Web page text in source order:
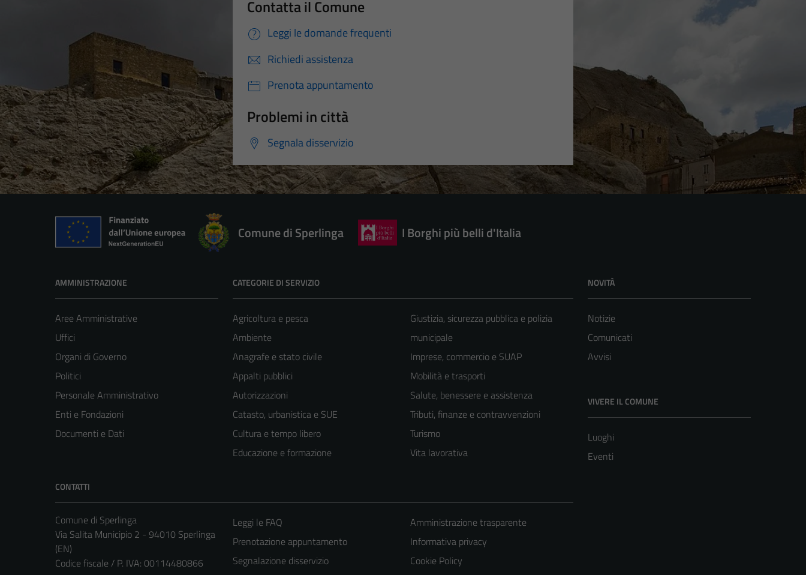
Contatta il Comune
Leggi le domande frequenti
Richiedi assistenza
Prenota appuntamento
Problemi in città
Segnala disservizio
Comune di Sperlinga I Borghi più belli d'Italia
AMMINISTRAZIONE
Aree Amministrative
Uffici
Organi di Governo
Politici
Personale Amministrativo
Enti e Fondazioni
Documenti e Dati
CATEGORIE DI SERVIZIO
Agricoltura e pesca
Ambiente
Anagrafe e stato civile
Appalti pubblici
Autorizzazioni
Catasto, urbanistica e SUE
Cultura e tempo libero
Educazione e formazione
Giustizia, sicurezza pubblica e polizia
municipale
Imprese, commercio e SUAP
Mobilità e trasporti
Salute, benessere e assistenza
Tributi, finanze e contravvenzioni
Turismo
Vita lavorativa
NOVITÀ
Notizie
Comunicati
Avvisi
VIVERE IL COMUNE
Luoghi
Eventi
CONTATTI
Comune di Sperlinga
Via Salita Municipio 2 - 94010 Sperlinga
(EN)
Codice fiscale / P. IVA: 00114480866
Leggi le FAQ
Prenotazione appuntamento
Segnalazione disservizio
Amministrazione trasparente
Informativa privacy
Cookie Policy
Tecnici
Questi cookie
sono necessari